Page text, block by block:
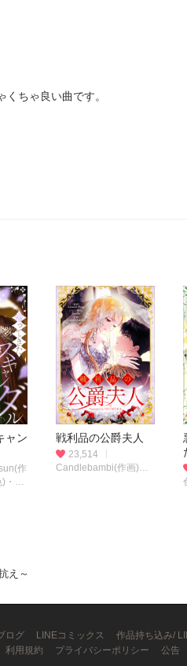
ちゃ良い曲です。
ャン
作
・
戦利品の公爵夫人
23,514
Candlebambi(作画)・
え～
ログ LINEコミックス 作品持ち込み/
利用規約 プライバシーポリシー 公告